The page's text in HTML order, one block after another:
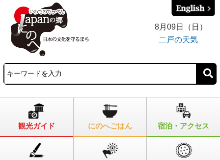
8月09日（日）
二戸の天気
観光ガイド にのへごはん 宿泊・アクセス